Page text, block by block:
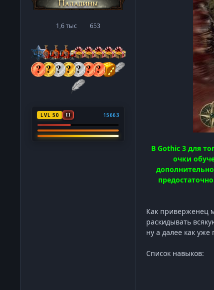
1,6 тыссообщения
653Репутация
LVL 50 II 15663
В Gothic 3 для
очки
Как приверженец
раскидывать
ну а далее как уже
Список навыков: